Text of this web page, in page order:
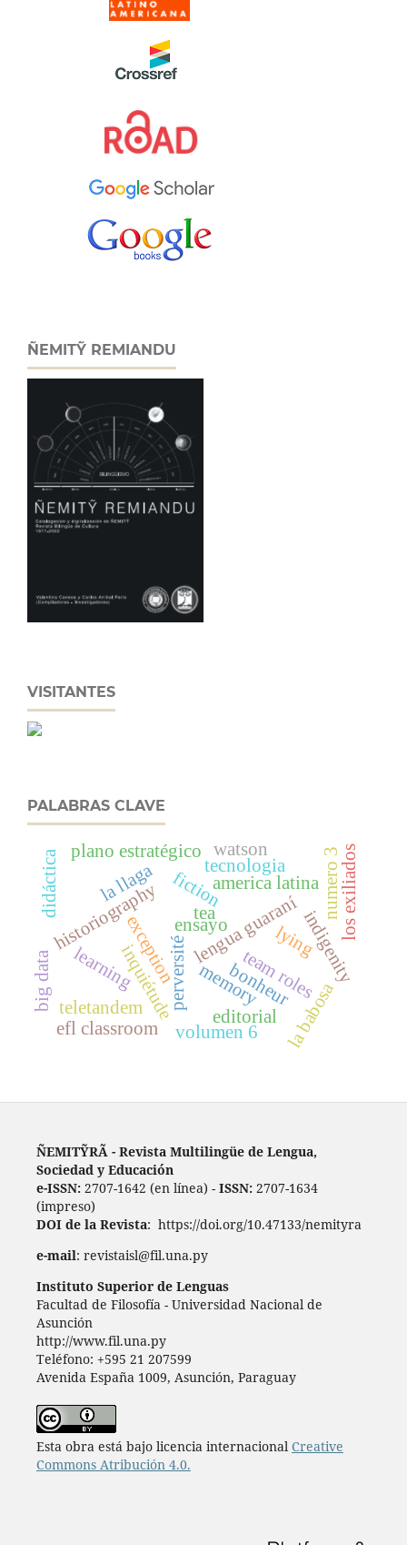
ÑEMITỸ REMIANDU
VISITANTES
PALABRAS CLAVE
exception bonheur
perversité
fiction
inquiétude
lengua guaraní
america latina
ensayo
tea
historiography
learning indigenity
memory
teletandem
tecnologia
editorial
volumen 6
numero 3
plano estratégico
team roles
efl classroom la babosa
la llaga los exiliados
big data
lying
watson
didáctica
ÑEMITỸRÃ - Revista Multilingüe de Lengua,
Sociedad y Educación
e-ISSN:2707-1642 (en línea) - ISSN:2707-1634
(impreso)
DOI de la Revista: https://doi.org/10.47133/nemityra
e-mail: revistaisl@fil.una.py
Instituto Superior de Lenguas
Facultad de Filosofía - Universidad Nacional de
Asunción
http://www.fil.una.py
Teléfono: +595 21 207599
Avenida España 1009, Asunción, Paraguay
Esta obra está bajo licencia internacional Creative
Commons Atribución 4.0.